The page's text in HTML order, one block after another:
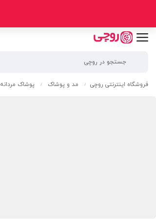
فروشگاه اینترنتی روچی / مد و پوشاک / پوشاک مردانه